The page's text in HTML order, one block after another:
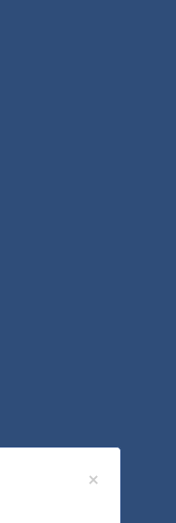
×